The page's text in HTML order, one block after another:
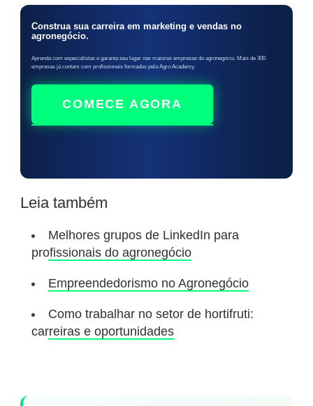
Construa sua carreira em marketing e vendas no
agronegócio.
Aprenda com especialistas e garanta seu lugar nas maiores empresas do agronegócio. Mais de 300
empresas já contam com profissionais formados pela Agro Academy.
COMECE AGORA
Leia também
Melhores grupos de LinkedIn para
profissionais do agronegócio
Empreendedorismo no Agronegócio
Como trabalhar no setor de hortifruti:
carreiras e oportunidades